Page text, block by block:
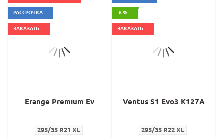
РАССРОЧКА
ЗАКАЗАТЬ
Erange Premıum Ev
295/35 R21 XL
-6 %
ЗАКАЗАТЬ
Ventus S1 Evo3 K127A
295/35 R22 XL